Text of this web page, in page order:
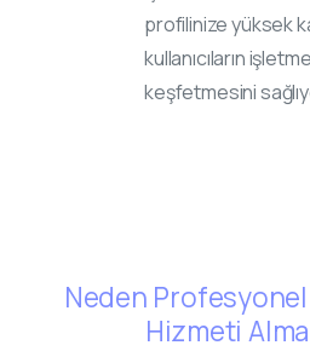
profilinize yüksek
kullanıcıların
keşfetmesini
Neden
Hizmeti